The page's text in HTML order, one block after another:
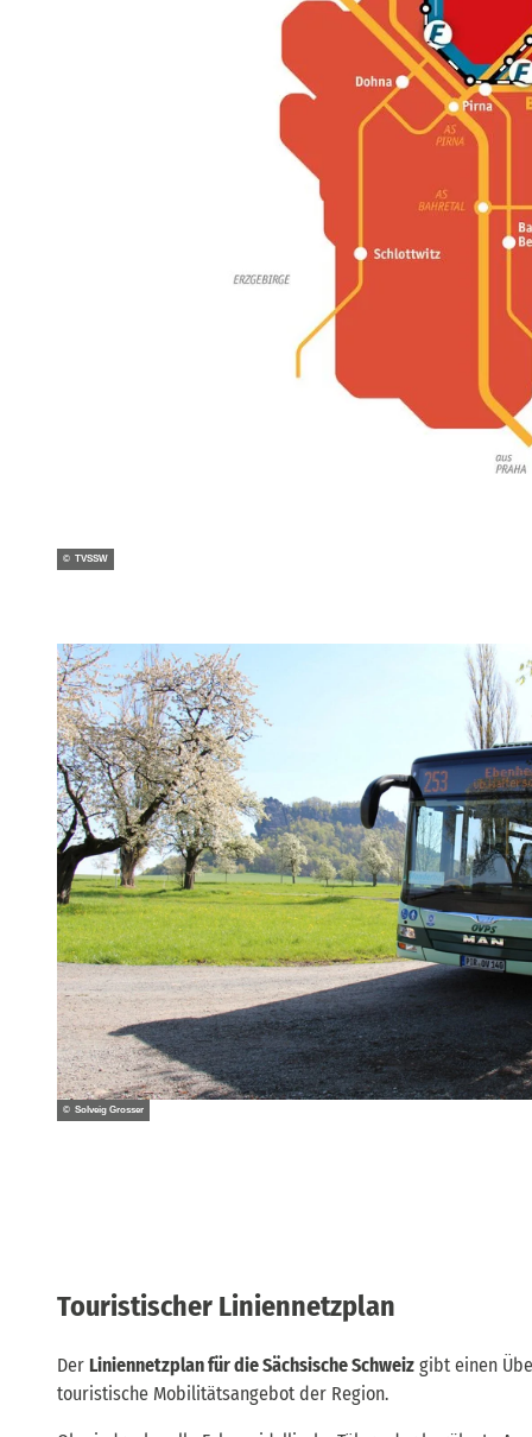
© TVSSW
© Solveig Grosser
Touristischer Liniennetzplan
Der Liniennetzplan für die Sächsische Schweiz gibt einen
touristische Mobilitätsangebot der Region.